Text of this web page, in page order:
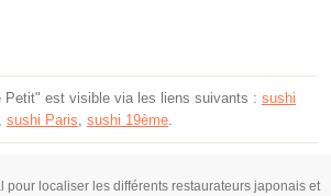
Petit" est visible via les liens suivants : sushi
, sushi Paris, sushi 19ème.
pour localiser les différents restaurateurs japonais et